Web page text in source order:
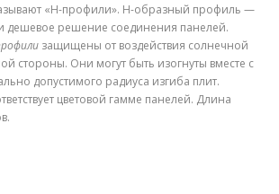
«Н-профили». Н-образный профиль —
дешевое решение соединения панелей.
защищены от воздействия солнечной
стороны. Они могут быть изогнуты вместе с
допустимого радиуса изгиба плит.
цветовой гамме панелей. Длина